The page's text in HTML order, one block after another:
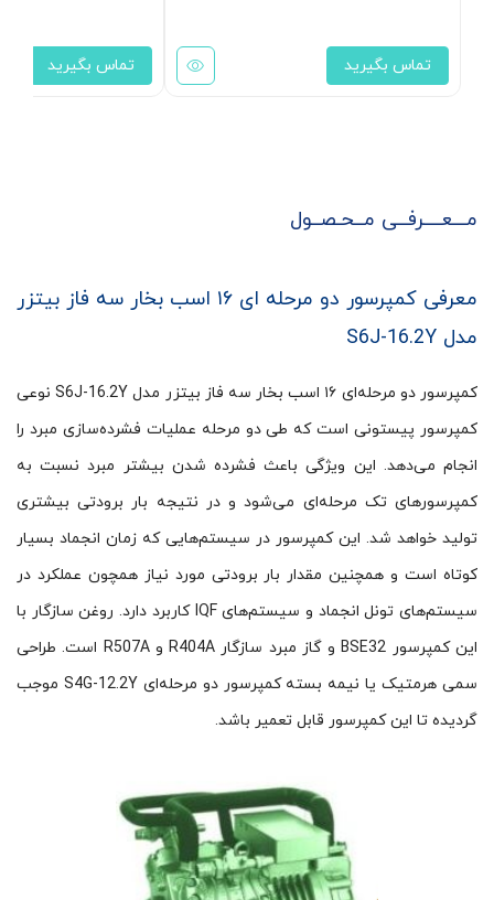
تماس بگیرید تماس بگیرید
مـــعــــرفــی مــحـصــول
معرفی کمپرسور دو مرحله ای ۱۶ اسب بخار سه فاز بیتزر
مدل S6J-16.2Y
کمپرسور دو مرحله‌ای ۱۶ اسب بخار سه فاز بیتزر مدل S6J-16.2Y نوعی
کمپرسور پیستونی است که طی دو مرحله عملیات فشرده‌سازی مبرد را
انجام می‌دهد. این ویژگی باعث فشرده شدن بیشتر مبرد نسبت به
کمپرسورهای تک مرحله‌ای می‌شود و در نتیجه بار برودتی بیشتری
تولید خواهد شد. این کمپرسور در سیستم‌هایی که زمان انجماد بسیار
کوتاه است و همچنین مقدار بار برودتی مورد نیاز همچون عملکرد در
سیستم‌های تونل انجماد و سیستم‌های IQF کاربرد دارد. روغن سازگار با
این کمپرسور BSE32 و گاز مبرد سازگار R404A و R507A است. طراحی
سمی هرمتیک یا نیمه بسته کمپرسور دو مرحله‌ای S4G-12.2Y موجب
گردیده تا این کمپرسور قابل تعمیر باشد.